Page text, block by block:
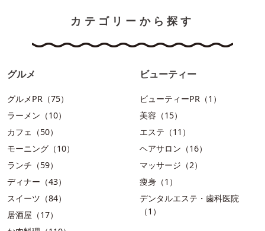
カテゴリーから探す
グルメ
グルメPR（75）
ラーメン（10）
カフェ（50）
モーニング（10）
ランチ（59）
ディナー（43）
スイーツ（84）
居酒屋（17）
ビューティー
ビューティーPR（1）
美容（15）
エステ（11）
ヘアサロン（16）
マッサージ（2）
痩身（1）
デンタルエステ・歯科医院
（1）